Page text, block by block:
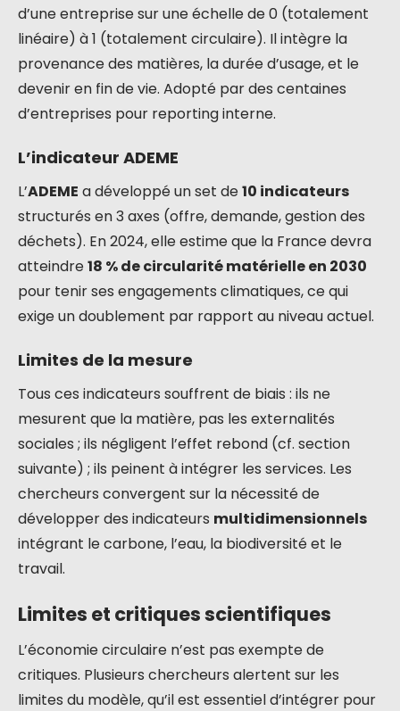
d’une entreprise sur une échelle de 0 (totalement
linéaire) à 1 (totalement circulaire). Il intègre la
provenance des matières, la durée d’usage, et le
devenir en fin de vie. Adopté par des centaines
d’entreprises pour reporting interne.
L’indicateur ADEME
L’ADEME a développé un set de10 indicateurs
structurés en 3 axes (offre, demande, gestion des
déchets). En 2024, elle estime que la France devra
atteindre18 % de circularité matérielle en 2030
pour tenir ses engagements climatiques, ce qui
exige un doublement par rapport au niveau actuel.
Limites de la mesure
Tous ces indicateurs souffrent de biais : ils ne
mesurent que la matière, pas les externalités
sociales ; ils négligent l’effet rebond (cf. section
suivante) ; ils peinent à intégrer les services. Les
chercheurs convergent sur la nécessité de
développer des indicateurs multidimensionnels
intégrant le carbone, l’eau, la biodiversité et le
travail.
Limites et critiques scientifiques
L’économie circulaire n’est pas exempte de
critiques. Plusieurs chercheurs alertent sur les
limites du modèle, qu’il est essentiel d’intégrer pour